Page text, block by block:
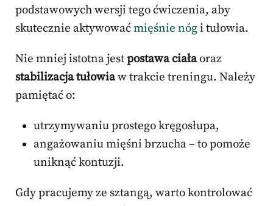
podstawowych wersji tego ćwiczenia, aby
skutecznie aktywowaćmięśnie nógi tułowia.
Nie mniej istotna jestpostawa ciałaoraz
stabilizacja tułowiaw trakcie treningu. Należy
pamiętać o:
utrzymywaniu prostego kręgosłupa,
angażowaniu mięśni brzucha – to pomoże
uniknąć kontuzji.
Gdy pracujemy ze sztangą, warto kontrolować